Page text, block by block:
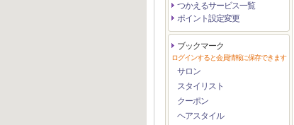
つかえるサービス一覧
ポイント設定変更
ブックマーク
ログインすると会員情報に保存できます
サロン
スタイリスト
クーポン
ヘアスタイル